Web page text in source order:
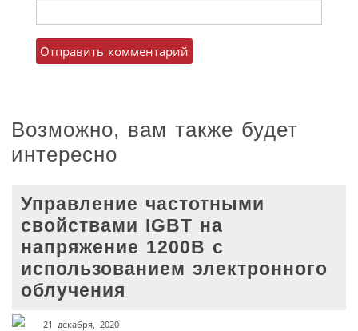
Возможно, вам также будет
интересно
Управление частотными
свойствами IGBT на
напряжение 1200В с
использованием электронного
облучения
21 декабря, 2020